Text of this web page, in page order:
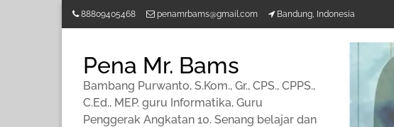
88809405468 penamrbams@gmail.com Bandung, Indonesia
Pena Mr. Bams
Bambang Purwanto, S.Kom., Gr., CPS., CPPS.,
C.Ed., MEP. guru Informatika, Guru
Penggerak Angkatan 10. Senang belajar dan